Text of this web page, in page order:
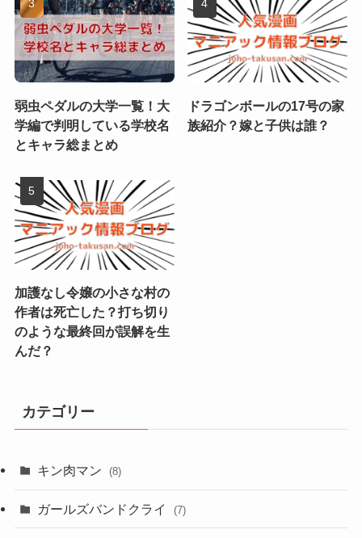
弱虫ペダルの大学一覧！大
学編で判明している学校名
とキャラ総まとめ
ドラゴンボールの17号の家
族紹介？嫁と子供は誰？
加護なし令嬢の小さな村の
作者は死亡した？打ち切り
のような最終回が誤解を生
んだ？
カテゴリー
キン肉マン (8)
ガールズバンドクライ (7)